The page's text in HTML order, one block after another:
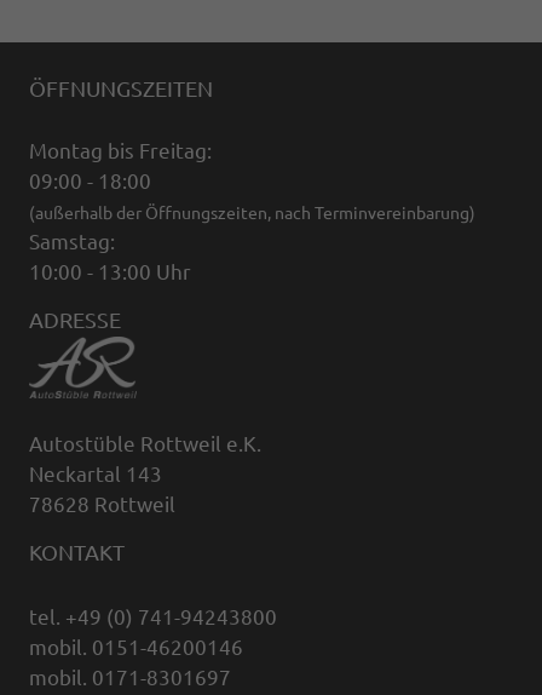
ÖFFNUNGSZEITEN
Montag bis Freitag:
09:00 - 18:00
(außerhalb der Öffnungszeiten, nach Terminvereinbarung)
Samstag:
10:00 - 13:00 Uhr
ADRESSE
Autostüble Rottweil e.K.
Neckartal 143
78628 Rottweil
KONTAKT
tel. +49 (0) 741-94243800
mobil. 0151-46200146
mobil. 0171-8301697